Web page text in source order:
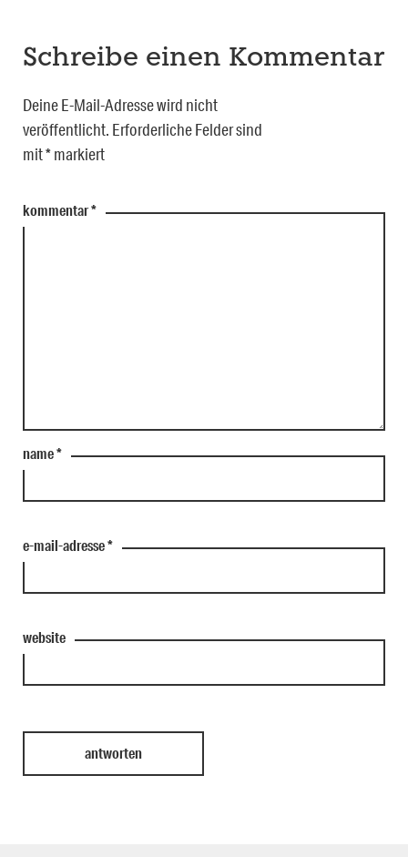
Schreibe einen Kommentar
Deine E-Mail-Adresse wird nicht
veröffentlicht. Erforderliche Felder sind
mit*markiert
kommentar*
name*
e-mail-adresse*
website